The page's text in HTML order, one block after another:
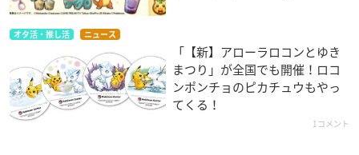
オタ活・推し活 ニュース
「【新】アローラロコンとゆき
まつり」が全国でも開催！ロコ
ンポンチョのピカチュウもやっ
てくる！
1コメント